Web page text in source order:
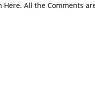
Here. All the Comments